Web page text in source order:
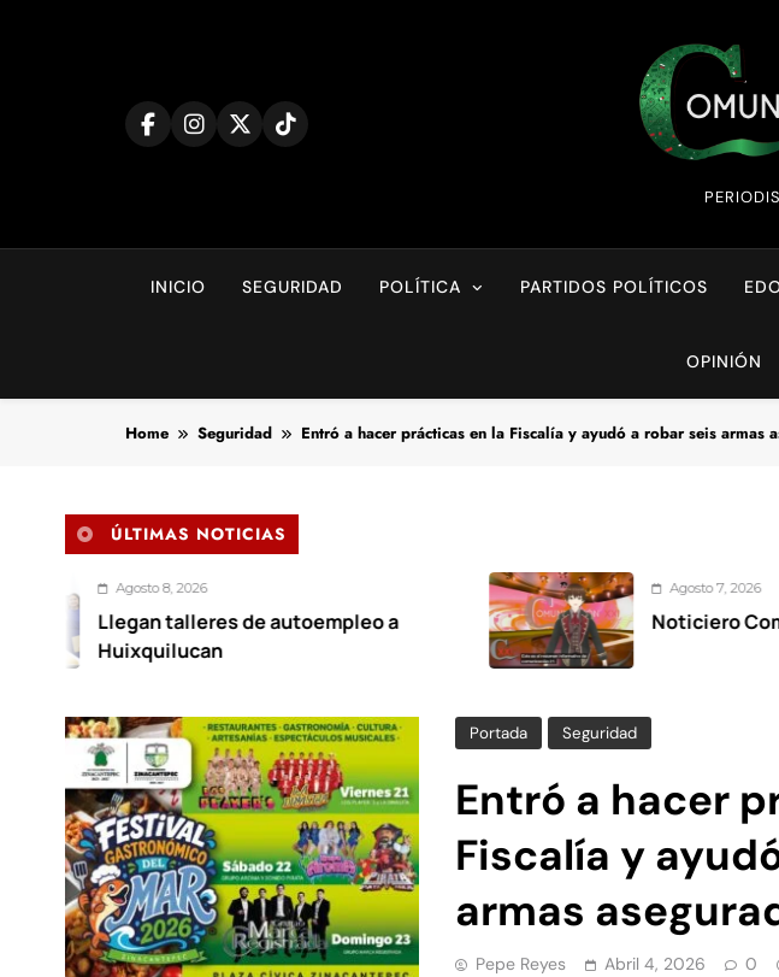
INICIO SEGURIDAD POLÍTICA PARTIDOS POLÍTICOS
OPINIÓN
Home Seguridad Entró a hacer prácticas en la Fiscalía y ayudó a robar seis armas
ÚLTIMAS NOTICIAS
talleres de autoempleo a
Agosto 7, 2026
Noticiero Comunicación XXI
Portada Seguridad
Entró a hacer
Fiscalía y
armas
Pepe Reyes Abril 4, 2026 0